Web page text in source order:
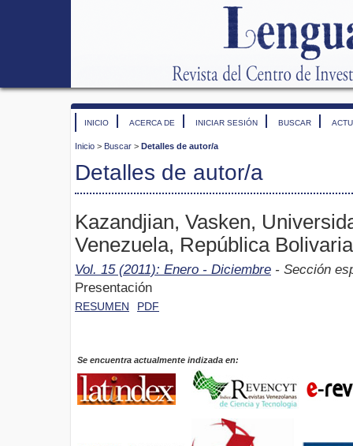
INICIO ACERCA DE INICIAR SESIÓN BUSCAR
Inicio > Buscar > Detalles de autor/a
Detalles de autor/a
Kazandjian, Vasken,
Venezuela, República
Vol. 15 (2011): Enero - Diciembre - Sección
Presentación
RESUMEN PDF
Se encuentra actualmente indizada en: